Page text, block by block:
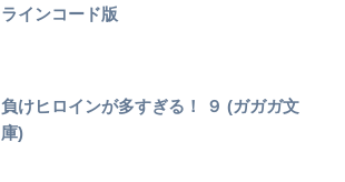
ラインコード版
負けヒロインが多すぎる！ ９ (ガガガ文
庫)